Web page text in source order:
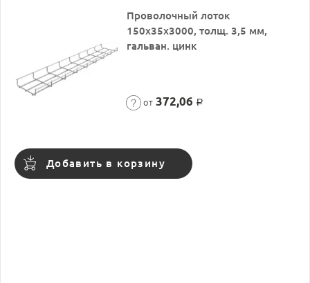
Проволочный лоток
150х35х3000, толщ. 3,5 мм,
гальван. цинк
от 372,06 Р
Добавить в корзину